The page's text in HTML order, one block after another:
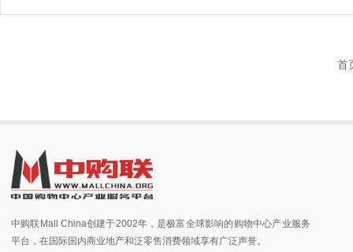
首
中购联Mall China创建于2002年，是极富全球影响的购物中心产业服务
平台，在国际国内商业地产和泛零售消费领域享有广泛声誉。